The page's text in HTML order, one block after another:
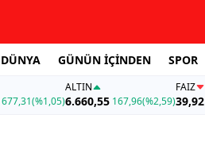
DÜNYA GÜNÜN İÇİNDEN SPOR
677,31(%1,05)
ALTIN
6.660,55 167,96(%2,59)
FAİZ
39,92